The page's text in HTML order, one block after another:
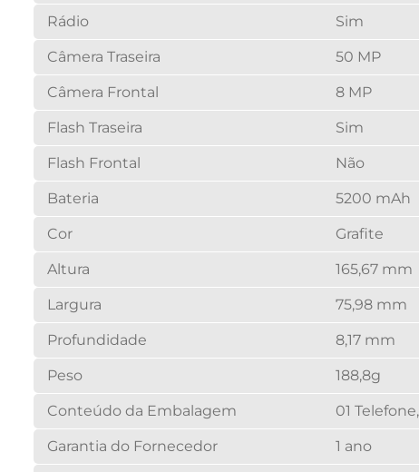
Rádio Sim
Câmera Traseira 50 MP
Câmera Frontal 8 MP
Flash Traseira Sim
Flash Frontal Não
Bateria 5200 mAh
Cor Grafite
Altura 165,67 mm
Largura 75,98 mm
Profundidade 8,17 mm
Peso 188,8g
Conteúdo da Embalagem 01
Garantia do Fornecedor 1 ano